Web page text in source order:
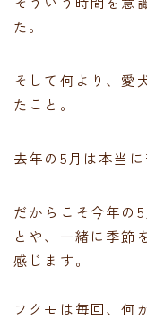
た。
そして何より、愛
たこと。
去年の5月は本当
だからこそ今年の
とや、一緒に季節
感じます。
フクモは毎回、何